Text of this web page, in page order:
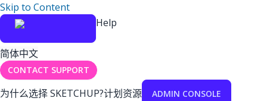
Skip to Content
Help
简体中文
CONTACT SUPPORT
为什么选择 SKETCHUP?计划资源 ADMIN CONSOLE